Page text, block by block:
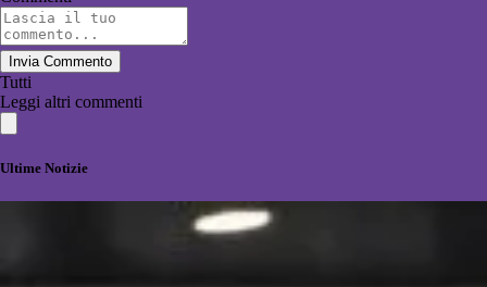
Invia Commento
Tutti
Leggi altri commenti
Ultime Notizie